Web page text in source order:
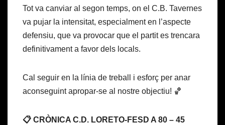
Tot va canviar al segon temps, on el C.B. Tavernes
va pujar la intensitat, especialment en l’aspecte
defensiu, que va provocar que el partit es trencara
definitivament a favor dels locals.
Cal seguir en la línia de treball i esforç per anar
aconseguint apropar-se al nostre objectiu! 🏀
📋 CRÒNICA C.D. LORETO-FESD A 80 – 45